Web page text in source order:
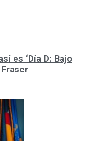
es ‘Día D: Bajo